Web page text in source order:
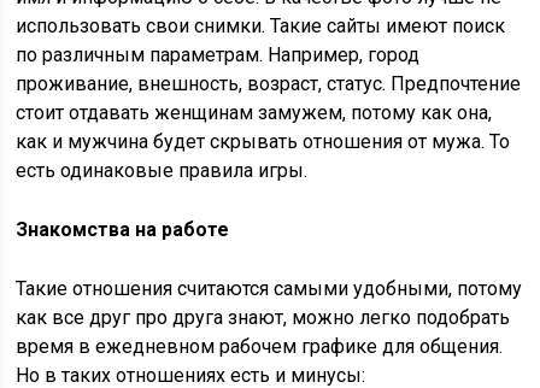
использовать свои снимки. Такие сайты имеют поиск
по различным параметрам. Например, город
проживание, внешность, возраст, статус. Предпочтение
стоит отдавать женщинам замужем, потому как она,
как и мужчина будет скрывать отношения от мужа. То
есть одинаковые правила игры.
Знакомства на работе
Такие отношения считаются самыми удобными, потому
как все друг про друга знают, можно легко подобрать
время в ежедневном рабочем графике для общения.
Но в таких отношениях есть и минусы: